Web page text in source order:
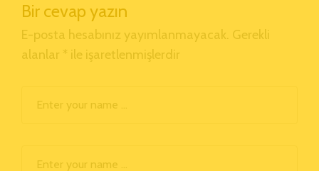
Bir cevap yazın
E-posta hesabınız yayımlanmayacak. Gerekli
alanlar * ile işaretlenmişlerdir